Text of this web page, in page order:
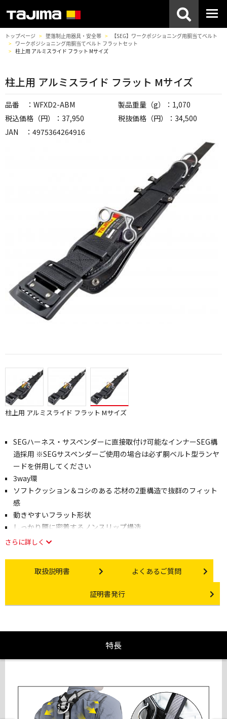
トップページ 墜落制止用器具・安全帯
【SEG】ワークポジショニング用胴当てベルト
ワークポジショニング用胴当てベルト フラットセット
柱上用 アルミスライド フラット Mサイズ
柱上用 アルミスライド フラット Mサイズ
品番 ：WFXD2-ABM
製品重量（g）：1,070
税込価格（円）：37,950
税抜価格（円）：34,500
JAN ：4975364264916
柱上用 アルミスライド フラット Mサイズ
SEGハーネス・サスペンダーに直接取付け可能なインナーSEG構
造採用 ※SEGサスペンダーご使用の場合は必ず胴ベルト型ランヤ
ードを併用してください
3way環
ソフトクッション＆コシのある 芯材の2重構造で抜群のフィット
感
動きやすいフラット形状
しっかり腰に密着するノンスリップ構造
さらに詳しく
Instruction manual
取扱説明書 Other link
よくあるご質問
Certificate Issuance
証明書発行
特長